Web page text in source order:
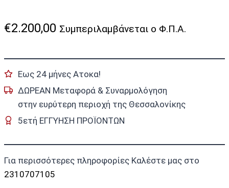
€2.200,00 Συμπεριλαμβάνεται ο Φ.Π.Α.
Εως 24 μήνες Ατοκα!
ΔΩΡΕΑΝ Μεταφορά & Συναρμολόγηση
στην ευρύτερη περιοχή της Θεσσαλονίκης
5ετή ΕΓΓΥΗΣΗ ΠΡΟΪΟΝΤΩΝ
Για περισσότερες πληροφορίες Καλέστε μας στο
2310707105